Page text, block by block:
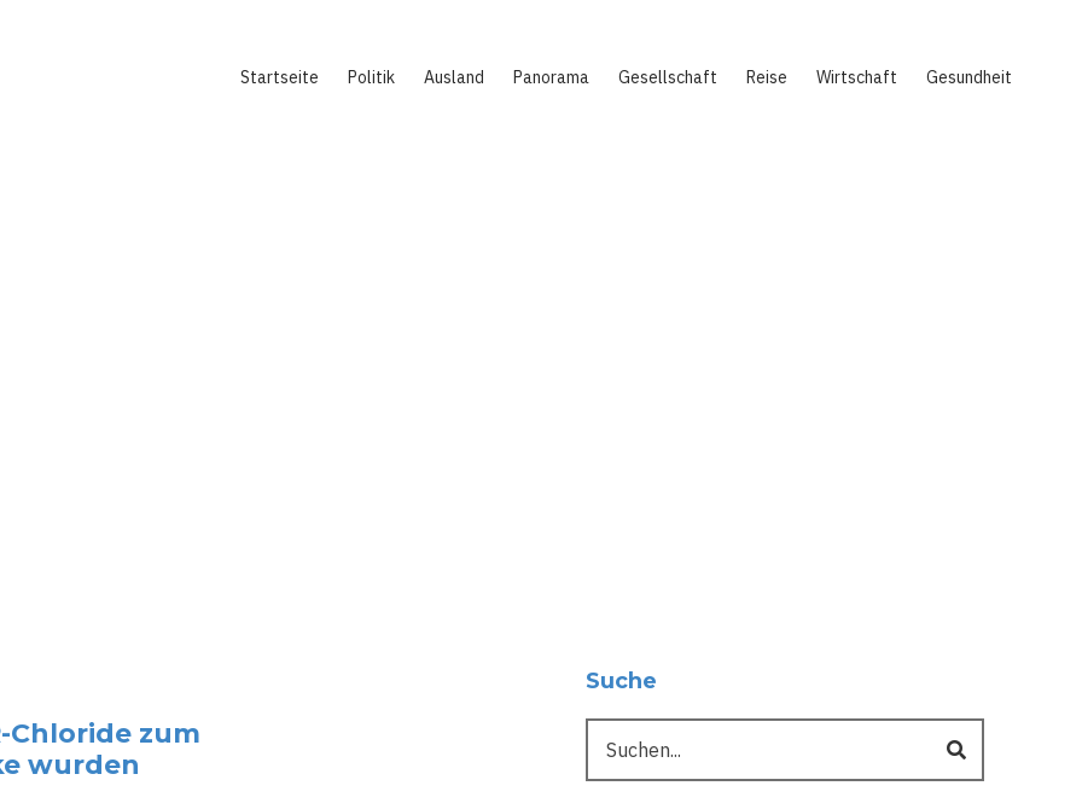
Startseite Politik Ausland Panorama Gesellschaft Reise Wirtschaft Gesundheit
Chloride zum
wurden
Suche